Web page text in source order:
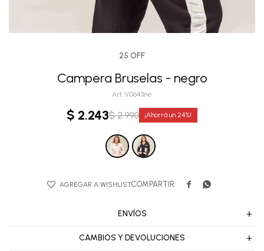
25 OFF
Campera Bruselas - negro
V0643ne
$ 2.243$ 2.990 24
 
ENVÍOS
CAMBIOS Y DEVOLUCIONES